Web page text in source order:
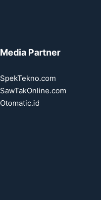
Media Partner
SpekTekno.com
SawTakOnline.com
Otomatic.id